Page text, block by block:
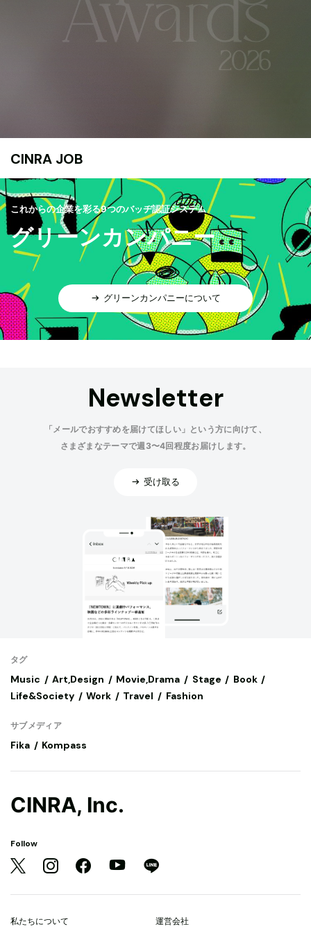
CINRA JOB
これからの企業を彩る9つのバッヂ認証システム
グリーンカンパニー
グリーンカンパニーについて
Newsletter
「メールでおすすめを届けてほしい」という方に向けて、
さまざまなテーマで週3〜4回程度お届けします。
受け取る
タグ
Music Art,Design Movie,Drama Stage
Book
Life&Society
Work Travel Fashion
サブメディア
Fika Kompass
CINRA, Inc.
Follow
私たちについて 運営会社